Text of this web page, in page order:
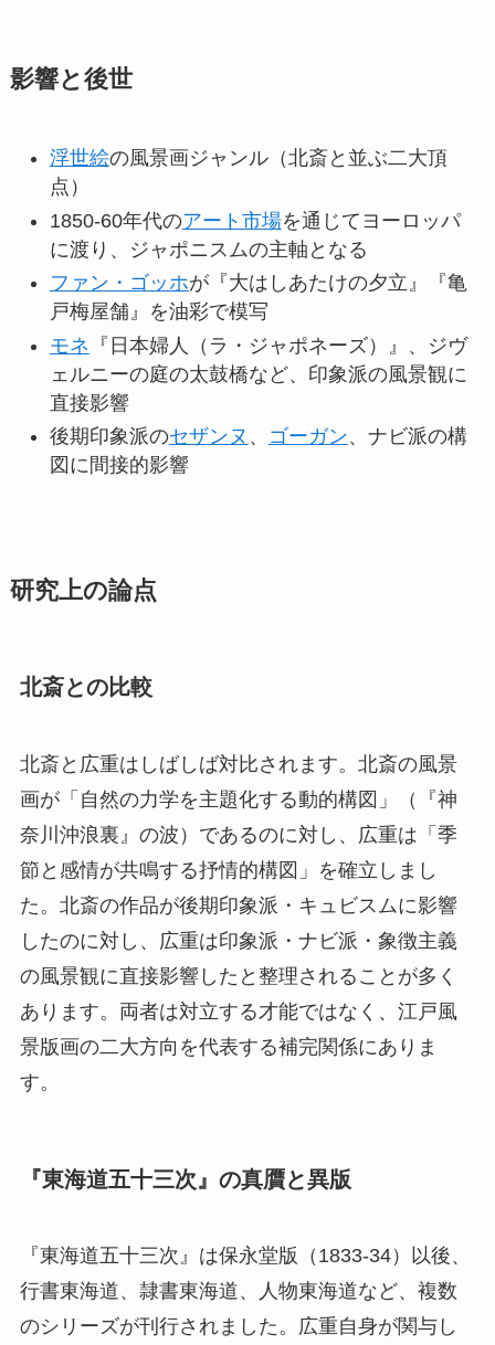
影響と後世
浮世絵の風景画ジャンル（北斎と並ぶ二大頂
点）
1850-60年代のアート市場を通じてヨーロッパ
に渡り、ジャポニスムの主軸となる
ファン・ゴッホが『大はしあたけの夕立』『亀
戸梅屋舗』を油彩で模写
モネ 『日本婦人（ラ・ジャポネーズ）』、ジヴ
ェルニーの庭の太鼓橋など、印象派の風景観に
直接影響
後期印象派のセザンヌ 、 ゴーガン、ナビ派の構
図に間接的影響
研究上の論点
北斎との比較
北斎と広重はしばしば対比されます。北斎の風景
画が「自然の力学を主題化する動的構図」（『神
奈川沖浪裏』の波）であるのに対し、広重は「季
節と感情が共鳴する抒情的構図」を確立しまし
た。北斎の作品が後期印象派・キュビスムに影響
したのに対し、広重は印象派・ナビ派・象徴主義
の風景観に直接影響したと整理されることが多く
あります。両者は対立する才能ではなく、江戸風
景版画の二大方向を代表する補完関係にありま
す。
『東海道五十三次』の真贋と異版
『東海道五十三次』は保永堂版（1833-34）以後、
行書東海道、隷書東海道、人物東海道など、複数
のシリーズが刊行されました。広重自身が関与し